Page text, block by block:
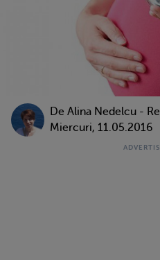
De Alina Nedelcu -
Miercuri, 11.05.2016